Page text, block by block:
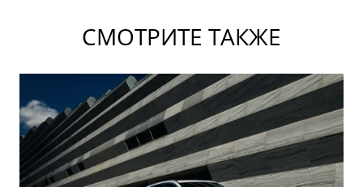
СМОТРИТЕ ТАКЖЕ